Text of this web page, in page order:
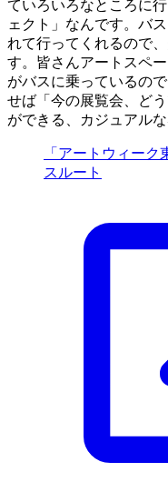
ていろいろなところに
ェクト」なんです。バ
れて行ってくれるので
す。皆さんアートスペ
がバスに乗っているの
せば「今の展覧会、ど
ができる、カジュアル
「アートウィー
スルート